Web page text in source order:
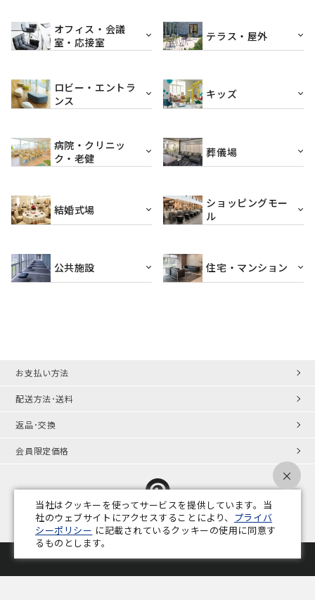
オフィス・会議
室・応接室
テラス・屋外
ロビー・エントラ
ンス
キッズ
病院・クリニッ
ク・老健
葬儀場
結婚式場
ショッピングモー
ル
公共施設 住宅・マンション
お支払い方法
配送方法･送料
返品･交換
会員限定価格
プライバシーポリシー 特定商取引法 会社概要 業務用家具コラム
当社はクッキーを使ってサービスを提供しています。当
社のウェブサイトにアクセスすることにより、 プライバ
シーポリシー に記載されているクッキーの使用に同意す
るものとします。
×